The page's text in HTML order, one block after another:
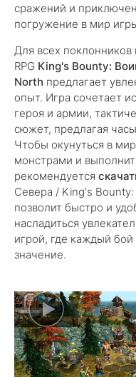
сражений и
погружение в мир
Для всех поклонников
RPG King's Bounty:
North предлагает
опыт. Игра сочетает
героя и армии,
сюжет, предлагая
Чтобы окунуться в
монстрами и
рекомендуется
Севера / King's
позволит быстро и
насладиться
игрой, где каждый
значение.